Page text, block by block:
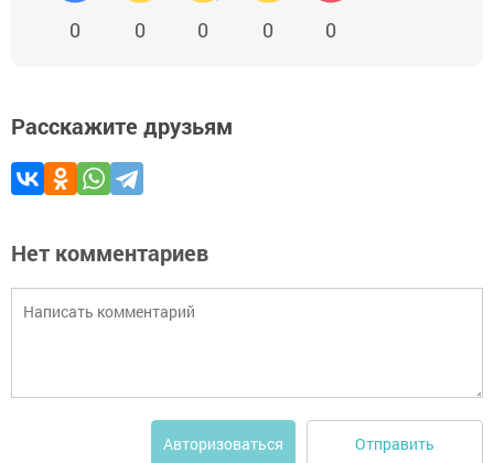
0 0 0 0 0
Расскажите друзьям
Нет комментариев
Авторизоваться Отправить